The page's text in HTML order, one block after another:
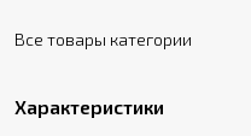
Все товары категории
Характеристики